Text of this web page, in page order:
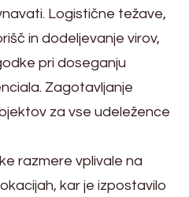
Logistične težave,
in dodeljevanje virov,
pri doseganju
Zagotavljanje
za vse udeležence
razmere vplivale na
kar je izpostavilo